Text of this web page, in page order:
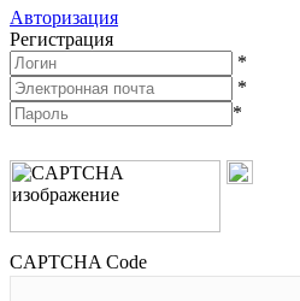
Авторизация
Регистрация
*
*
*
CAPTCHA Code